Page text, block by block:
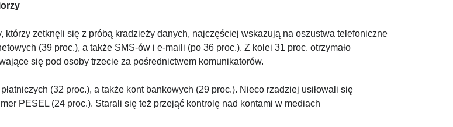
zetknęli się z próbą kradzieży danych, najczęściej wskazują na oszustwa telefoniczne
(39 proc.), a także SMS-ów i e-maili (po 36 proc.). Z kolei 31 proc. otrzymało
się pod osoby trzecie za pośrednictwem komunikatorów.
(32 proc.), a także kont bankowych (29 proc.). Nieco rzadziej usiłowali się
PESEL (24 proc.). Starali się też przejąć kontrolę nad kontami w mediach